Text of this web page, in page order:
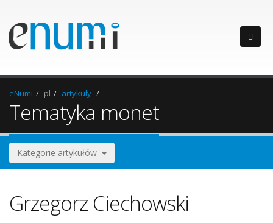
eNumi pl artykuly
Tematyka monet
Kategorie artykułów
Grzegorz Ciechowski